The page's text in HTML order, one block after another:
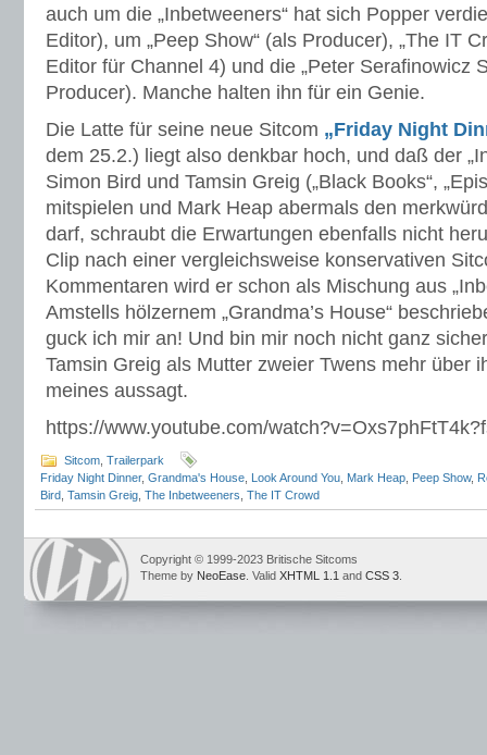
auch um die „Inbetweeners“ hat sich Popper
Editor), um „Peep Show“ (als Producer), „The IT
Editor für Channel 4) und die „Peter Serafinowicz
Producer). Manche halten ihn für ein Genie.
Die Latte für seine neue Sitcom „Friday Night
dem 25.2.) liegt also denkbar hoch, und daß der
Simon Bird und Tamsin Greig („Black Books“,
mitspielen und Mark Heap abermals den
darf, schraubt die Erwartungen ebenfalls nicht
Clip nach einer vergleichsweise konservativen
Kommentaren wird er schon als Mischung aus
Amstells hölzernem „Grandma’s House“
guck ich mir an! Und bin mir noch nicht ganz
Tamsin Greig als Mutter zweier Twens mehr über
meines aussagt.
https://www.youtube.com/
Sitcom Trailerpark
Friday Night Dinner, Grandma's House Look Around You Mark Heap Peep Show,
Bird Tamsin Greig The Inbetweeners The IT Crowd
Copyright © 1999-2023 Britische Sitcoms
Theme by NeoEase . Valid XHTML 1.1 and CSS 3